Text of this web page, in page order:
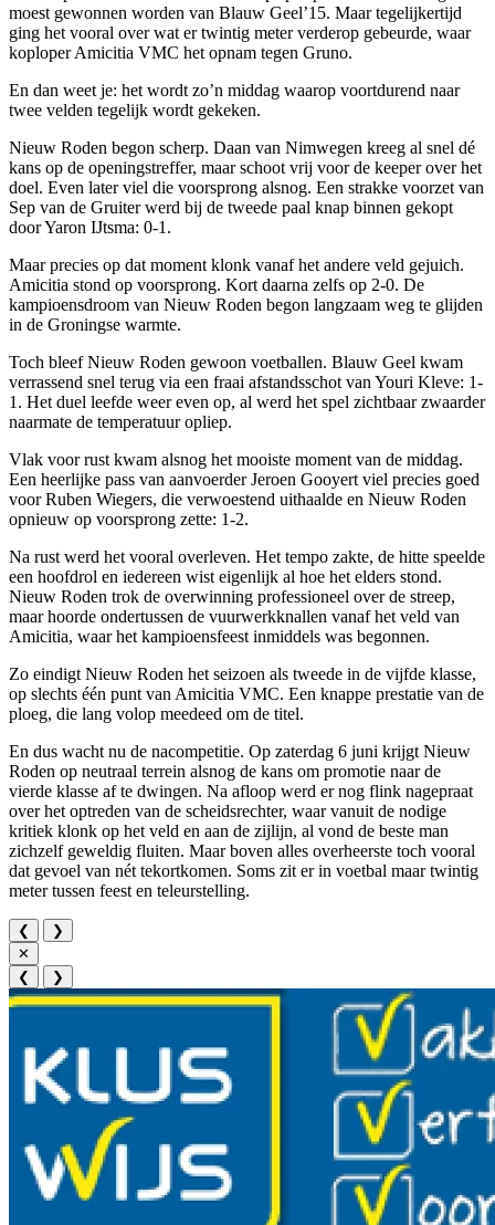
moest gewonnen worden van Blauw Geel’15. Maar tegelijkertijd
ging het vooral over wat er twintig meter verderop gebeurde, waar
koploper Amicitia VMC het opnam tegen Gruno.
En dan weet je: het wordt zo’n middag waarop voortdurend naar
twee velden tegelijk wordt gekeken.
Nieuw Roden begon scherp. Daan van Nimwegen kreeg al snel dé
kans op de openingstreffer, maar schoot vrij voor de keeper over het
doel. Even later viel die voorsprong alsnog. Een strakke voorzet van
Sep van de Gruiter werd bij de tweede paal knap binnen gekopt
door Yaron IJtsma: 0-1.
Maar precies op dat moment klonk vanaf het andere veld gejuich.
Amicitia stond op voorsprong. Kort daarna zelfs op 2-0. De
kampioensdroom van Nieuw Roden begon langzaam weg te glijden
in de Groningse warmte.
Toch bleef Nieuw Roden gewoon voetballen. Blauw Geel kwam
verrassend snel terug via een fraai afstandsschot van Youri Kleve: 1-
1. Het duel leefde weer even op, al werd het spel zichtbaar zwaarder
naarmate de temperatuur opliep.
Vlak voor rust kwam alsnog het mooiste moment van de middag.
Een heerlijke pass van aanvoerder Jeroen Gooyert viel precies goed
voor Ruben Wiegers, die verwoestend uithaalde en Nieuw Roden
opnieuw op voorsprong zette: 1-2.
Na rust werd het vooral overleven. Het tempo zakte, de hitte speelde
een hoofdrol en iedereen wist eigenlijk al hoe het elders stond.
Nieuw Roden trok de overwinning professioneel over de streep,
maar hoorde ondertussen de vuurwerkknallen vanaf het veld van
Amicitia, waar het kampioensfeest inmiddels was begonnen.
Zo eindigt Nieuw Roden het seizoen als tweede in de vijfde klasse,
op slechts één punt van Amicitia VMC. Een knappe prestatie van de
ploeg, die lang volop meedeed om de titel.
En dus wacht nu de nacompetitie. Op zaterdag 6 juni krijgt Nieuw
Roden op neutraal terrein alsnog de kans om promotie naar de
vierde klasse af te dwingen. Na afloop werd er nog flink nagepraat
over het optreden van de scheidsrechter, waar vanuit de nodige
kritiek klonk op het veld en aan de zijlijn, al vond de beste man
zichzelf geweldig fluiten. Maar boven alles overheerste toch vooral
dat gevoel van nét tekortkomen. Soms zit er in voetbal maar twintig
meter tussen feest en teleurstelling.
❮
❯
✕
❮
❯